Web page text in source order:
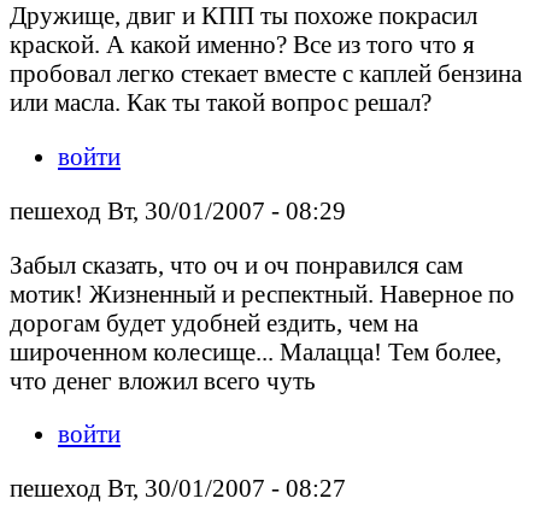
Дружище, двиг и КПП ты похоже покрасил
краской. А какой именно? Все из того что я
пробовал легко стекает вместе с каплей бензина
или масла. Как ты такой вопрос решал?
войти
пешеход Вт, 30/01/2007 - 08:29
Забыл сказать, что оч и оч понравился сам
мотик! Жизненный и респектный. Наверное по
дорогам будет удобней ездить, чем на
широченном колесище... Малацца! Тем более,
что денег вложил всего чуть
войти
пешеход Вт, 30/01/2007 - 08:27